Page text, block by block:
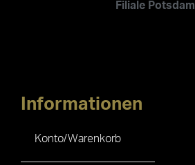
Filiale Potsdam
Informationen
Konto/Warenkorb